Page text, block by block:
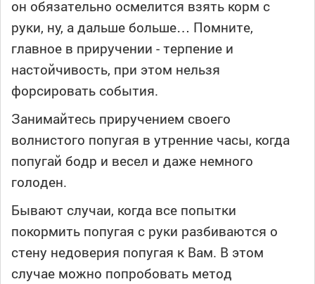
он обязательно осмелится взять корм с
руки, ну, а дальше больше… Помните,
главное в приручении - терпение и
настойчивость, при этом нельзя
форсировать события.
Занимайтесь приручением своего
волнистого попугая в утренние часы, когда
попугай бодр и весел и даже немного
голоден.
Бывают случаи, когда все попытки
покормить попугая с руки разбиваются о
стену недоверия попугая к Вам. В этом
случае можно попробовать метод